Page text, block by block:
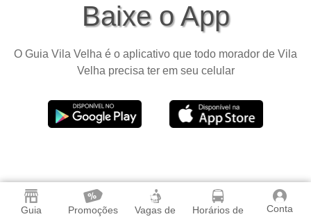
Guia Promoções Vagas de Horários de Conta
Baixe o App
O Guia Vila Velha é o aplicativo que todo morador de Vila
Velha precisa ter em seu celular